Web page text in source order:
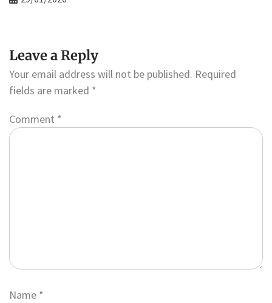
Leave a Reply
Your email address will not be published. Required
fields are marked *
Comment *
Name *